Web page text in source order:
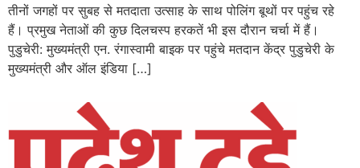
तीनों जगहों पर सुबह से मतदाता उत्साह के साथ पोलिंग बूथों पर पहुंच रहे
हैं। प्रमुख नेताओं की कुछ दिलचस्प हरकतें भी इस दौरान चर्चा में हैं।
पुडुचेरी: मुख्यमंत्री एन. रंगास्वामी बाइक पर पहुंचे मतदान केंद्र पुडुचेरी के
मुख्यमंत्री और ऑल इंडिया […]